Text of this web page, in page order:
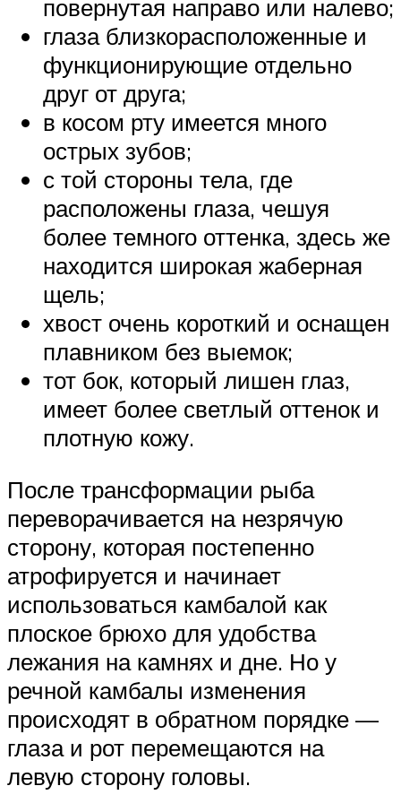
повернутая направо или налево;
глаза близкорасположенные и
функционирующие отдельно
друг от друга;
в косом рту имеется много
острых зубов;
с той стороны тела, где
расположены глаза, чешуя
более темного оттенка, здесь же
находится широкая жаберная
щель;
хвост очень короткий и оснащен
плавником без выемок;
тот бок, который лишен глаз,
имеет более светлый оттенок и
плотную кожу.
После трансформации рыба
переворачивается на незрячую
сторону, которая постепенно
атрофируется и начинает
использоваться камбалой как
плоское брюхо для удобства
лежания на камнях и дне. Но у
речной камбалы изменения
происходят в обратном порядке —
глаза и рот перемещаются на
левую сторону головы.